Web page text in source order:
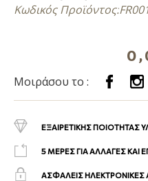
Κωδικός Προϊόντος:
Μοιράσου το :
ΕΞΑΙΡΕΤΙΚΗΣ ΠΟΙΟΤΗΤΑΣ
5 ΜΕΡΕΣ ΓΙΑ ΑΛΛΑΓΕΣ ΚΑΙ
ΑΣΦΑΛΕΙΣ ΗΛΕΚΤΡΟΝΙΚΕΣ